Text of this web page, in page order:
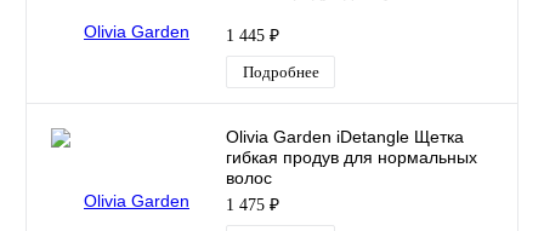
1 445 ₽
Подробнее
Olivia Garden iDetangle Щетка
гибкая продув для нормальных
волос
1 475 ₽